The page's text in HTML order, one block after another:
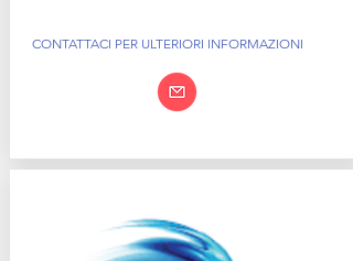
CONTATTACI PER ULTERIORI INFORMAZIONI